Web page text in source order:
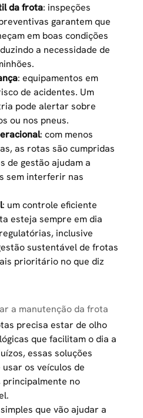
da frota: inspeções
garantem que
em boas condições
a necessidade de
: equipamentos em
de acidentes. Um
pode alertar sobre
ou nos pneus.
: com menos
as rotas são cumpridas
de gestão ajudam a
sem interferir nas
: um controle eficiente
esteja sempre em dia
inclusive
sustentável de frotas
prioritário no que diz
a manutenção da frota
precisa estar de olho
que facilitam o dia a
essas soluções
os veículos de
principalmente no
que vão ajudar a